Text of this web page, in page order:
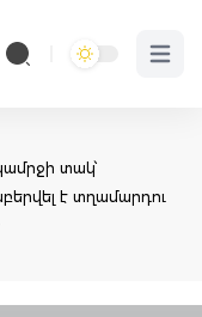
Open
տակ՝
է տղամարդու